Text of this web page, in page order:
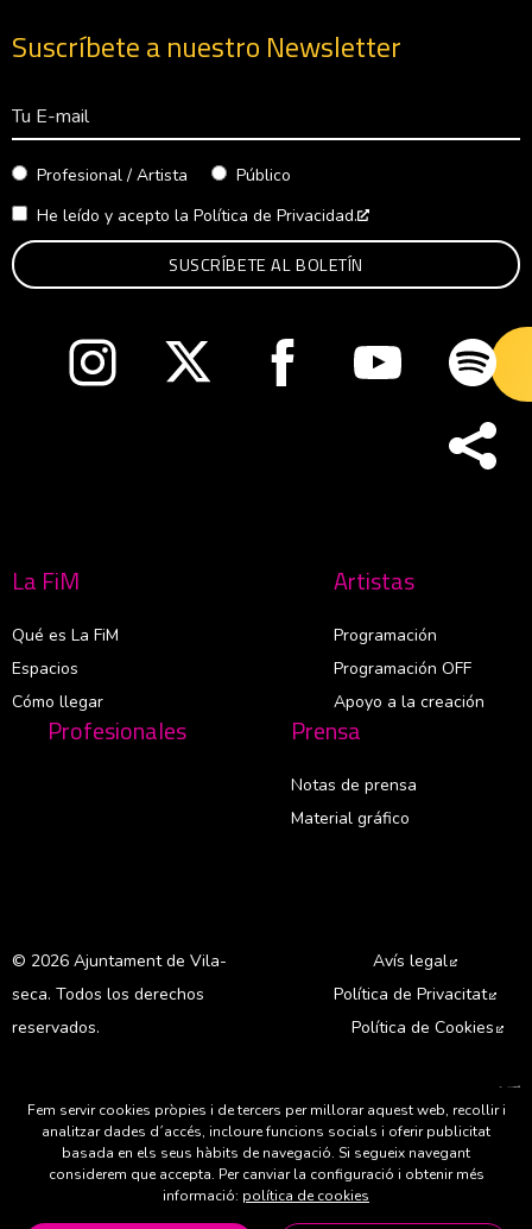
Suscríbete a nuestro Newsletter
Correo Electrónico
Profesional / Artista
Público
He leído y acepto la Política de Privacidad.
Abre en nueva ventanaAbre en nueva ventanaAbre en nueva ventana
Abre en nueva
La FiM
Qué es La FiM
Espacios
Cómo llegar
Artistas
Programación
Programación OFF
Apoyo a la creación
Profesionales Prensa
Notas de prensa
Material gráfico
© 2026 Ajuntament de Vila-
seca. Todos los derechos
reservados.
Avís legal
Política de Privacitat
Política de Cookies
Fem servir cookies pròpies i de tercers per millorar aquest web, recollir i
analitzar dades d´accés, incloure funcions socials i oferir publicitat
basada en els seus hàbits de navegació. Si segueix navegant
considerem que accepta. Per canviar la configuració i obtenir més
informació: política de cookies